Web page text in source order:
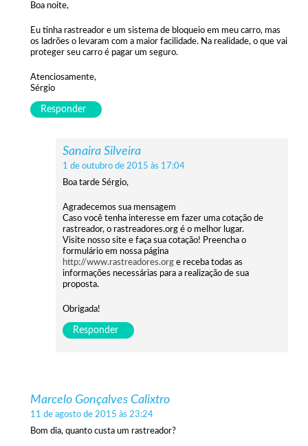
Boa noite,
Eu tinha rastreador e um sistema de bloqueio em meu carro, mas
os ladrões o levaram com a maior facilidade. Na realidade, o que vai
proteger seu carro é pagar um seguro.
Atenciosamente,
Sérgio
Responder
Sanaira Silveira
1 de outubro de 2015 às 17:04
Boa tarde Sérgio,
Agradecemos sua mensagem
Caso você tenha interesse em fazer uma cotação de
rastreador, o rastreadores.org é o melhor lugar.
Visite nosso site e faça sua cotação! Preencha o
formulário em nossa página
http://www.rastreadores.org e receba todas as
informações necessárias para a realização de sua
proposta.
Obrigada!
Responder
Marcelo Gonçalves Calixtro
11 de agosto de 2015 às 23:24
Bom dia, quanto custa um rastreador?